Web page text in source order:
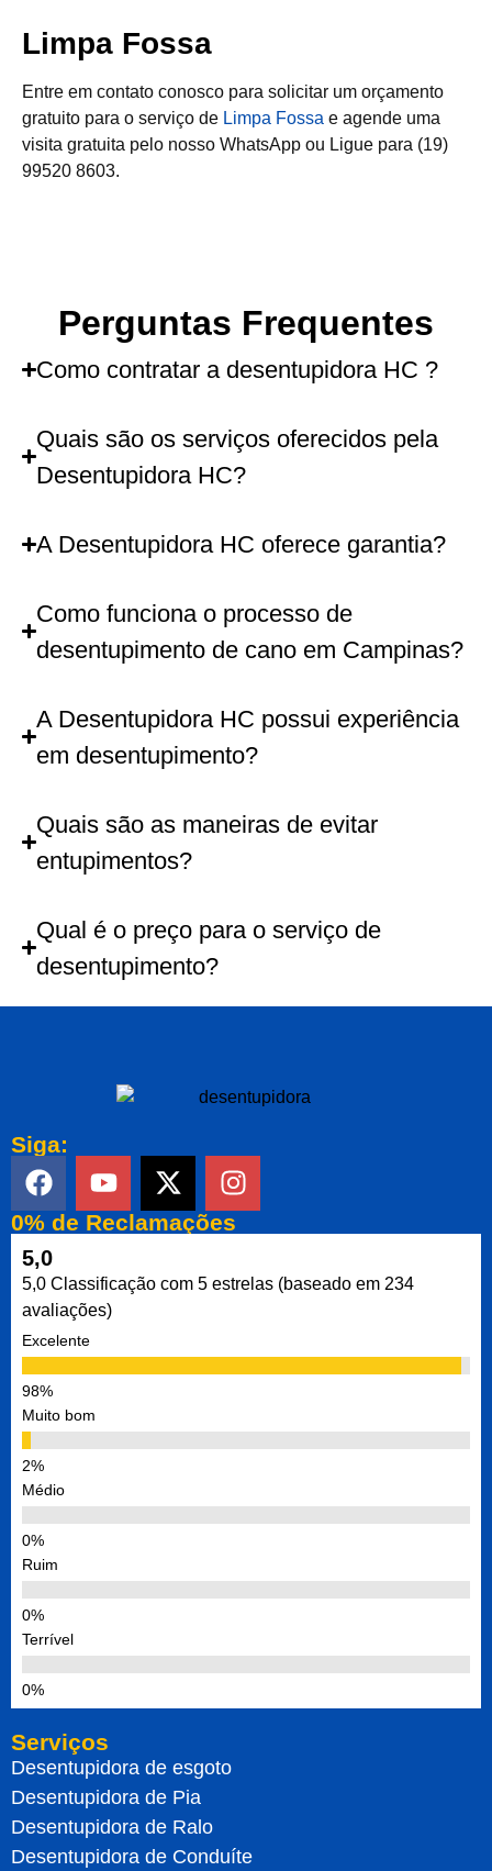
Limpa Fossa
Entre em contato conosco para solicitar um orçamento
gratuito para o serviço de Limpa Fossa e agende uma
visita gratuita pelo nosso WhatsApp ou Ligue para (19)
99520 8603.
Perguntas Frequentes
Como contratar a desentupidora HC ?
Quais são os serviços oferecidos pela
Desentupidora HC?
A Desentupidora HC oferece garantia?
Como funciona o processo de
desentupimento de cano em Campinas?
A Desentupidora HC possui experiência
em desentupimento?
Quais são as maneiras de evitar
entupimentos?
Qual é o preço para o serviço de
desentupimento?
Siga:
0% de Reclamações
5,0
5,0 Classificação com 5 estrelas (baseado em 234
avaliações)
Excelente
Muito bom
Médio
Ruim
Terrível
Serviços
Desentupidora de esgoto
Desentupidora de Pia
Desentupidora de Ralo
Desentupidora de Conduíte